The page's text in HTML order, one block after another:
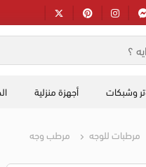
وشبكات أجهزة منزلية
مرطبات للوجه مرطب وجه